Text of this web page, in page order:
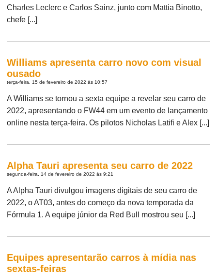
Charles Leclerc e Carlos Sainz, junto com Mattia Binotto,
chefe [...]
Williams apresenta carro novo com visual
ousado
terça-feira, 15 de fevereiro de 2022 às 10:57
A Williams se tornou a sexta equipe a revelar seu carro de
2022, apresentando o FW44 em um evento de lançamento
online nesta terça-feira. Os pilotos Nicholas Latifi e Alex [...]
Alpha Tauri apresenta seu carro de 2022
segunda-feira, 14 de fevereiro de 2022 às 9:21
A Alpha Tauri divulgou imagens digitais de seu carro de
2022, o AT03, antes do começo da nova temporada da
Fórmula 1. A equipe júnior da Red Bull mostrou seu [...]
Equipes apresentarão carros à mídia nas
sextas-feiras